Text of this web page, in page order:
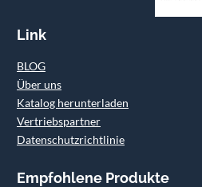
Link
BLOG
Über uns
Katalog herunterladen
Vertriebspartner
Datenschutzrichtlinie
Empfohlene Produkte